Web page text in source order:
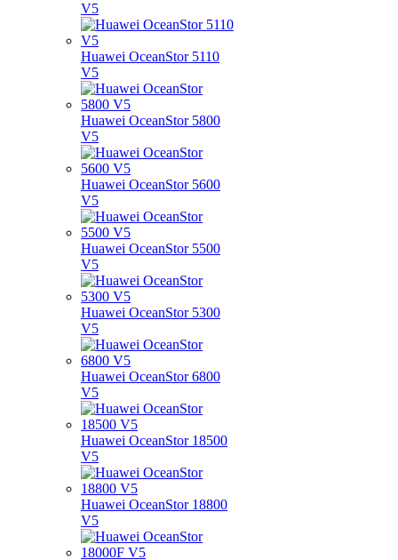
V5
Huawei OceanStor 5110
V5
Huawei OceanStor 5800
V5
Huawei OceanStor 5600
V5
Huawei OceanStor 5500
V5
Huawei OceanStor 5300
V5
Huawei OceanStor 6800
V5
Huawei OceanStor 18500
V5
Huawei OceanStor 18800
V5